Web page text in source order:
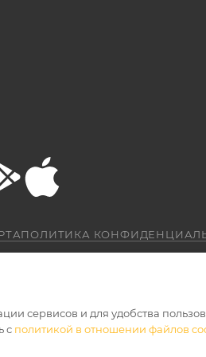
ПОЛИТИКА
сервисов и для удобства
с политикой в отношении файлов